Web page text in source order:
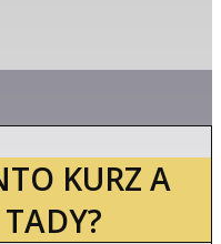
KURZ A
TADY?